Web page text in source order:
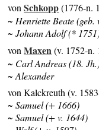
vonSchkopp(1776-n.
~ Henriette Beate
~ Johann Adolf (*
vonMaxen(v. 1752-n.
~ Carl Andreas (18.
~ Alexander
von Kalckreuth (v.
~ Samuel (+ 1666)
~ Samuel (+ v. 1644)